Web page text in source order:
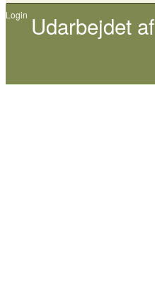
Login Udarbejdet af